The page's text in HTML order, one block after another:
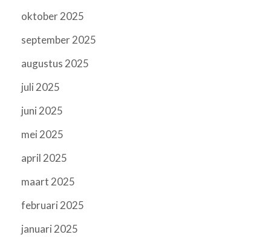
oktober 2025
september 2025
augustus 2025
juli 2025
juni 2025
mei 2025
april 2025
maart 2025
februari 2025
januari 2025